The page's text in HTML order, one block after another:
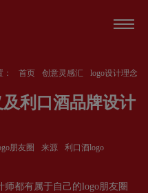
首页 创意灵感汇
logo设计理念
利口酒品牌设计
朋友圈 来源 利口酒logo
都有属于自己的logo朋友圈